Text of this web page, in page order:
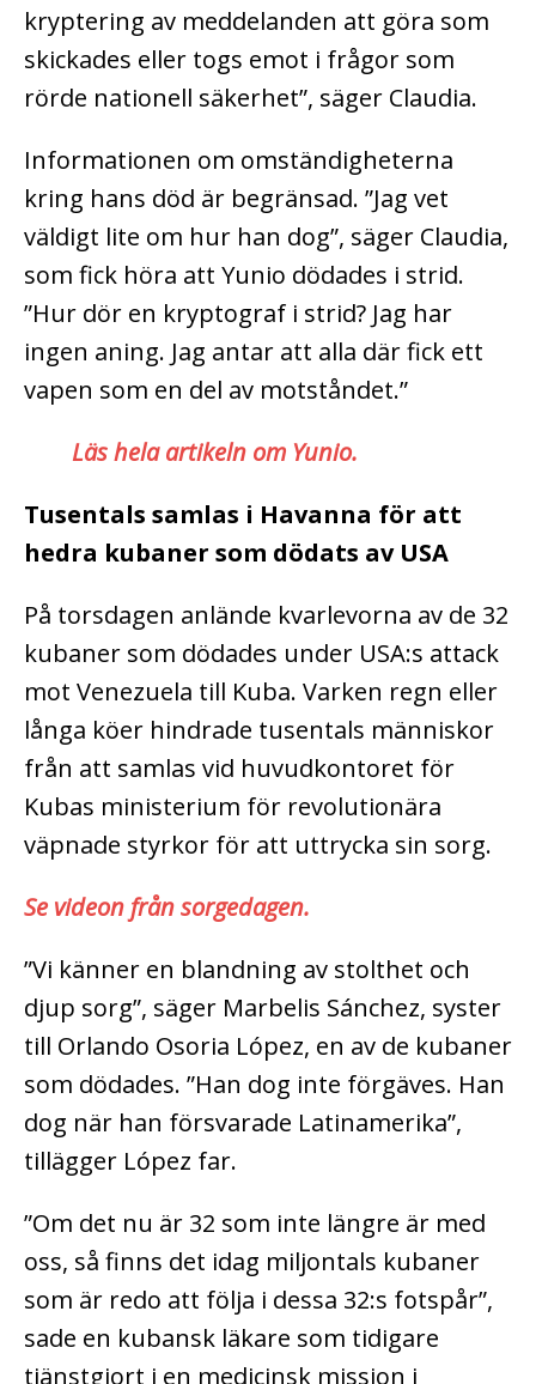
kryptering av meddelanden att göra som
skickades eller togs emot i frågor som
rörde nationell säkerhet”, säger Claudia.
Informationen om omständigheterna
kring hans död är begränsad. ”Jag vet
väldigt lite om hur han dog”, säger Claudia,
som fick höra att Yunio dödades i strid.
”Hur dör en kryptograf i strid? Jag har
ingen aning. Jag antar att alla där fick ett
vapen som en del av motståndet.”
Läs hela artikeln om Yunio.
Tusentals samlas i Havanna för att
hedra kubaner som dödats av USA
På torsdagen anlände kvarlevorna av de 32
kubaner som dödades under USA:s attack
mot Venezuela till Kuba. Varken regn eller
långa köer hindrade tusentals människor
från att samlas vid huvudkontoret för
Kubas ministerium för revolutionära
väpnade styrkor för att uttrycka sin sorg.
Se videon från sorgedagen.
”Vi känner en blandning av stolthet och
djup sorg”, säger Marbelis Sánchez, syster
till Orlando Osoria López, en av de kubaner
som dödades. ”Han dog inte förgäves. Han
dog när han försvarade Latinamerika”,
tillägger López far.
”Om det nu är 32 som inte längre är med
oss, så finns det idag miljontals kubaner
som är redo att följa i dessa 32:s fotspår”,
sade en kubansk läkare som tidigare
tjänstgjort i en medicinsk mission i